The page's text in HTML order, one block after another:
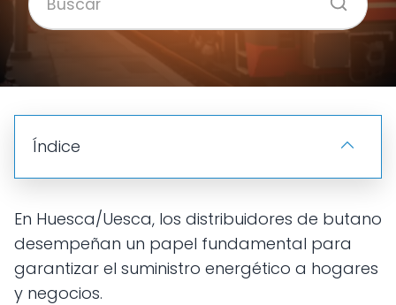
Índice
En Huesca/Uesca, los distribuidores de butano
desempeñan un papel fundamental para
garantizar el suministro energético a hogares
y negocios.